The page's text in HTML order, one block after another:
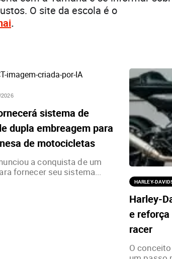
O site da escola é o
.
sistema de
dupla embreagem para
de motocicletas
a conquista de um
fornecer seu sistema...
HARLEY-
Harley-
e
racer
O